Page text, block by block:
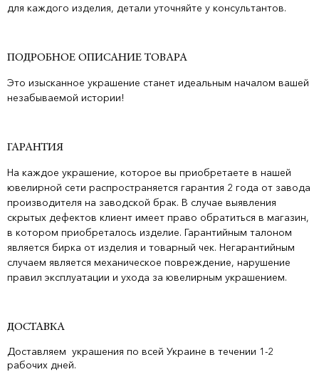
для каждого изделия, детали уточняйте у консультантов.
ПОДРОБНОЕ ОПИСАНИЕ ТОВАРА
Это изысканное украшение станет идеальным началом вашей
незабываемой истории!
ГАРАНТИЯ
На каждое украшение, которое вы приобретаете в нашей
ювелирной сети распространяется гарантия 2 года от завода
производителя на заводской брак. В случае выявления
скрытых дефектов клиент имеет право обратиться в магазин,
в котором приобреталось изделие. Гарантийным талоном
является бирка от изделия и товарный чек. Негарантийным
случаем является механическое повреждение, нарушение
правил эксплуатации и ухода за ювелирным украшением.
ДОСТАВКА
Доставляем украшения по всей Украине в течении 1-2
рабочих дней.